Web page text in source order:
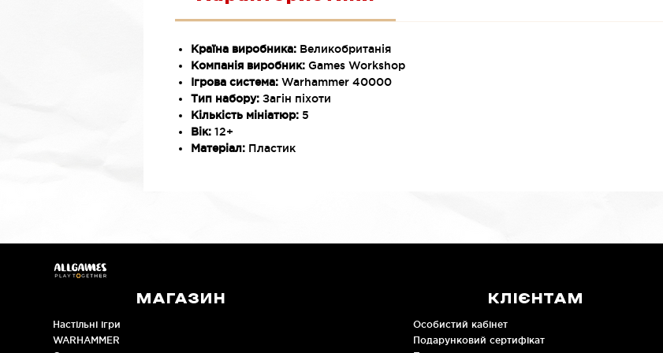
Країна виробника: Великобританія
Компанія виробник: Games Workshop
Ігрова система: Warhammer 40000
Тип набору: Загін піхоти
Кількість мініатюр: 5
Вік: 12+
Матеріал: Пластик
МАГАЗИН
Настільні ігри
WARHAMMER
КЛІЄНТАМ
Особистий кабінет
Подарунковий сертифікат